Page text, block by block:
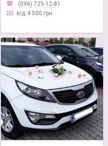
(096) 725-12-81
від 4 500 грн.